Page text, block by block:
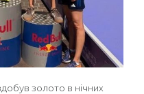
золото в нічних